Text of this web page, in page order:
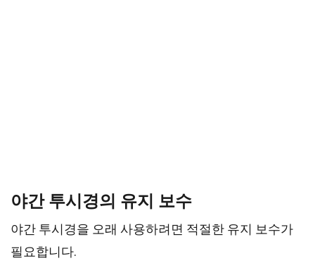
야간 투시경의 유지 보수
야간 투시경을 오래 사용하려면 적절한 유지 보수가
필요합니다.